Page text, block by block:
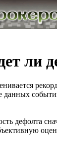
ли
дефолта